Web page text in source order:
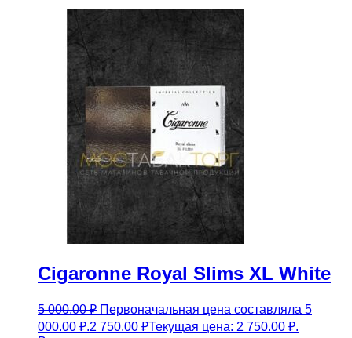
Cigaronne Royal Slims XL White
5 000.00₽ Первоначальная цена составляла 5
000.00 ₽.2 750.00 ₽Текущая цена: 2 750.00 ₽.